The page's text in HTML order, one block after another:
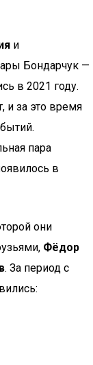
и
Бондарчук —
в 2021 году.
и за это время
пара
в
они
Фёдор
. За период с